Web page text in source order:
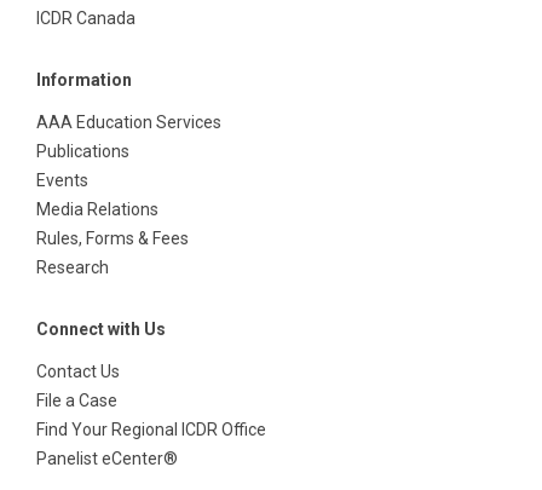
ICDR Canada
Information
AAA Education Services
Publications
Events
Media Relations
Rules, Forms & Fees
Research
Connect with Us
Contact Us
File a Case
Find Your Regional ICDR Office
Panelist eCenter®